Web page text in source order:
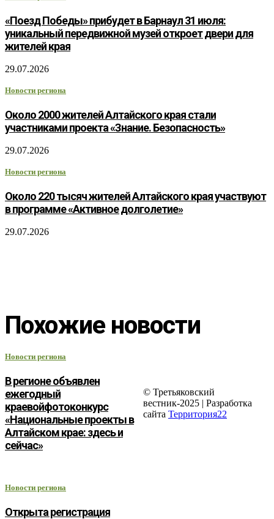
«Поезд Победы» прибудет в Барнаул 31 июля:
уникальный передвижной музей откроет двери для
жителей края
29.07.2026
Новости региона
Около 2000 жителей Алтайского края стали
участниками проекта «Знание. Безопасность»
29.07.2026
Новости региона
Около 220 тысяч жителей Алтайского края участвуют
в программе «Активное долголетие»
29.07.2026
Похожие новости
Новости региона
В регионе объявлен
ежегодный
краевойфотоконкурс
«Национальные проекты в
Алтайском крае: здесь и
сейчас»
Новости региона
Открыта регистрация
© Третьяковский
вестник-2025 | Разработка
сайта Территория22